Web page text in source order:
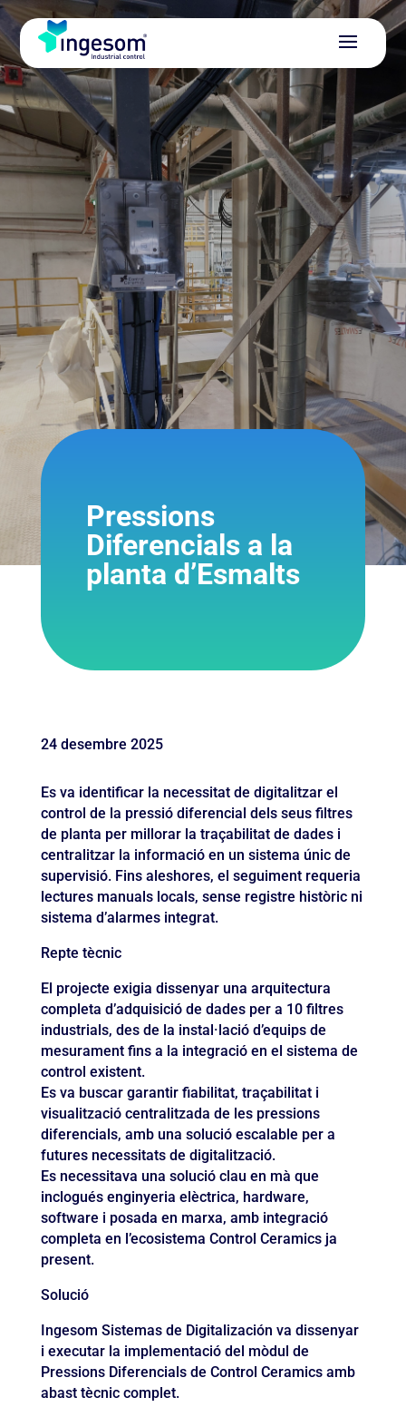
Pressions
Diferencials a la
planta d’Esmalts
24 desembre 2025
Es va identificar la necessitat de digitalitzar el
control de la pressió diferencial dels seus filtres
de planta per millorar la traçabilitat de dades i
centralitzar la informació en un sistema únic de
supervisió. Fins aleshores, el seguiment requeria
lectures manuals locals, sense registre històric ni
sistema d’alarmes integrat.
Repte tècnic
El projecte exigia dissenyar una arquitectura
completa d’adquisició de dades per a 10 filtres
industrials, des de la instal·lació d’equips de
mesurament fins a la integració en el sistema de
control existent.
Es va buscar garantir fiabilitat, traçabilitat i
visualització centralitzada de les pressions
diferencials, amb una solució escalable per a
futures necessitats de digitalització.
Es necessitava una solució clau en mà que
inclogués enginyeria elèctrica, hardware,
software i posada en marxa, amb integració
completa en l’ecosistema Control Ceramics ja
present.
Solució
Ingesom Sistemas de Digitalización va dissenyar
i executar la implementació del mòdul de
Pressions Diferencials de Control Ceramics amb
abast tècnic complet.